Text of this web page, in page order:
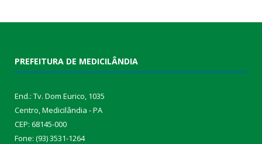
PREFEITURA DE MEDICILÂNDIA
End.: Tv. Dom Eurico, 1035
Centro, Medicilândia - PA
CEP: 68145-000
Fone: (93) 3531-1264